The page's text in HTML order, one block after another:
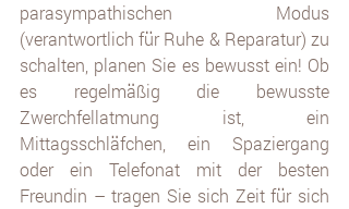
parasympathischen Modus
(verantwortlich für Ruhe & Reparatur) zu
schalten, planen Sie es bewusst ein! Ob
es regelmäßig die bewusste
Zwerchfellatmung ist, ein
Mittagsschläfchen, ein Spaziergang
oder ein Telefonat mit der besten
Freundin – tragen Sie sich Zeit für sich